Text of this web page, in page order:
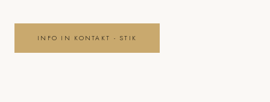
INFO IN KONTAKT - STIK